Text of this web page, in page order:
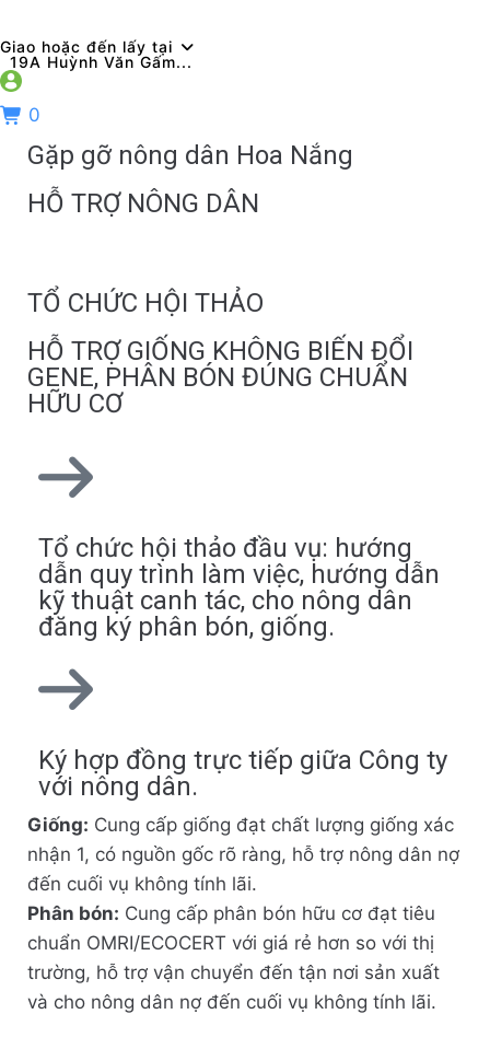
Giao hoặc đến lấy tại
19A Huỳnh Văn Gấm...
0
Gặp gỡ nông dân Hoa Nắng
HỖ TRỢ NÔNG DÂN
TỔ CHỨC HỘI THẢO
HỖ TRỢ GIỐNG KHÔNG BIẾN ĐỔI
GENE, PHÂN BÓN ĐÚNG CHUẨN
HỮU CƠ
Tổ chức hội thảo đầu vụ: hướng
dẫn quy trình làm việc, hướng dẫn
kỹ thuật canh tác, cho nông dân
đăng ký phân bón, giống.
Ký hợp đồng trực tiếp giữa Công ty
với nông dân.
Giống: Cung cấp giống đạt chất lượng giống xác
nhận 1, có nguồn gốc rõ ràng, hỗ trợ nông dân nợ
đến cuối vụ không tính lãi.
Phân bón: Cung cấp phân bón hữu cơ đạt tiêu
chuẩn OMRI/ECOCERT với giá rẻ hơn so với thị
trường, hỗ trợ vận chuyển đến tận nơi sản xuất
và cho nông dân nợ đến cuối vụ không tính lãi.